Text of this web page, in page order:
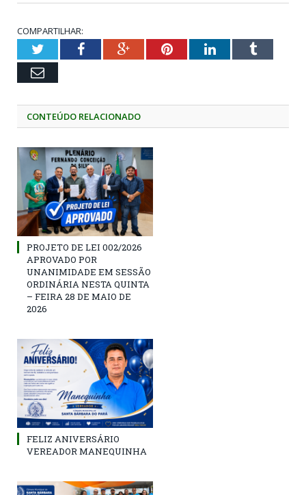
COMPARTILHAR:
TwitterFacebookGoogle+PinterestLinkedInTumblr
Email
CONTEÚDO RELACIONADO
PROJETO DE LEI 002/2026
APROVADO POR
UNANIMIDADE EM SESSÃO
ORDINÁRIA NESTA QUINTA
– FEIRA 28 DE MAIO DE
2026
FELIZ ANIVERSÁRIO
VEREADOR MANEQUINHA